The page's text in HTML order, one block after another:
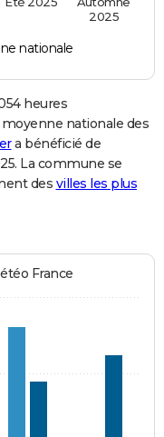
nationale
2025
heures
nationale des
a bénéficié de
La commune se
des villes les plus
France